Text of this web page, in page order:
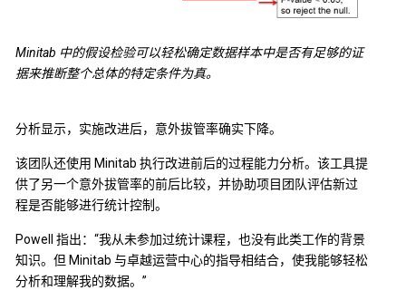
Minitab 中的假设检验可以轻松确定数据样本中是否有足够的证
据来推断整个总体的特定条件为真。
分析显示，实施改进后，意外拔管率确实下降。
该团队还使用 Minitab 执行改进前后的过程能力分析。该工具提
供了另一个意外拔管率的前后比较，并协助项目团队评估新过
程是否能够进行统计控制。
Powell 指出：“我从未参加过统计课程，也没有此类工作的背景
知识。但 Minitab 与卓越运营中心的指导相结合，使我能够轻松
分析和理解我的数据。”